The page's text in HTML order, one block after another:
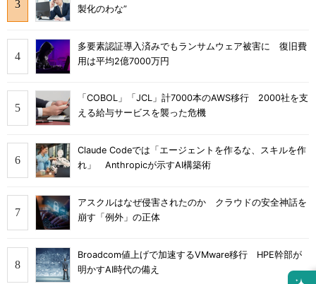
製化のわな”
多要素認証導入済みでもランサムウェア被害に 復旧費
用は平均2億7000万円
「COBOL」「JCL」計7000本のAWS移行 2000社を支
える給与サービスを襲った危機
Claude Codeでは「エージェントを作るな、スキルを作
れ」 Anthropicが示すAI構築術
アスクルはなぜ侵害されたのか クラウドの安全神話を
崩す「例外」の正体
Broadcom値上げで加速するVMware移行 HPE幹部が
明かすAI時代の備え